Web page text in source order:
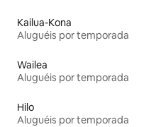
Kailua-Kona
Aluguéis por temporada
Wailea
Aluguéis por temporada
Hilo
Aluguéis por temporada